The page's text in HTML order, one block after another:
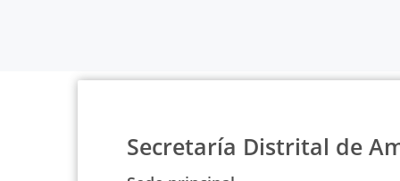
Secretaría Distrital de